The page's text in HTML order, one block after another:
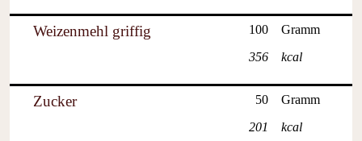
Weizenmehl griffig
100
356
Gramm
kcal
Zucker
50
201
Gramm
kcal